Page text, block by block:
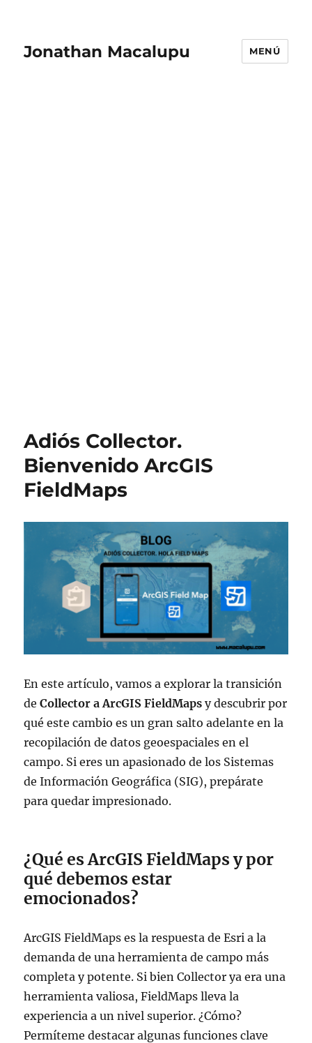
Jonathan Macalupu MENÚ
Adiós Collector.
Bienvenido ArcGIS
FieldMaps
En este artículo, vamos a explorar la transición
deCollector a ArcGIS FieldMaps y descubrir por
qué este cambio es un gran salto adelante en la
recopilación de datos geoespaciales en el
campo. Si eres un apasionado de los Sistemas
de Información Geográfica (SIG), prepárate
para quedar impresionado.
¿Qué es ArcGIS FieldMaps y por
qué debemos estar
emocionados?
ArcGIS FieldMaps es la respuesta de Esri a la
demanda de una herramienta de campo más
completa y potente. Si bien Collector ya era una
herramienta valiosa, FieldMaps lleva la
experiencia a un nivel superior. ¿Cómo?
Permíteme destacar algunas funciones clave